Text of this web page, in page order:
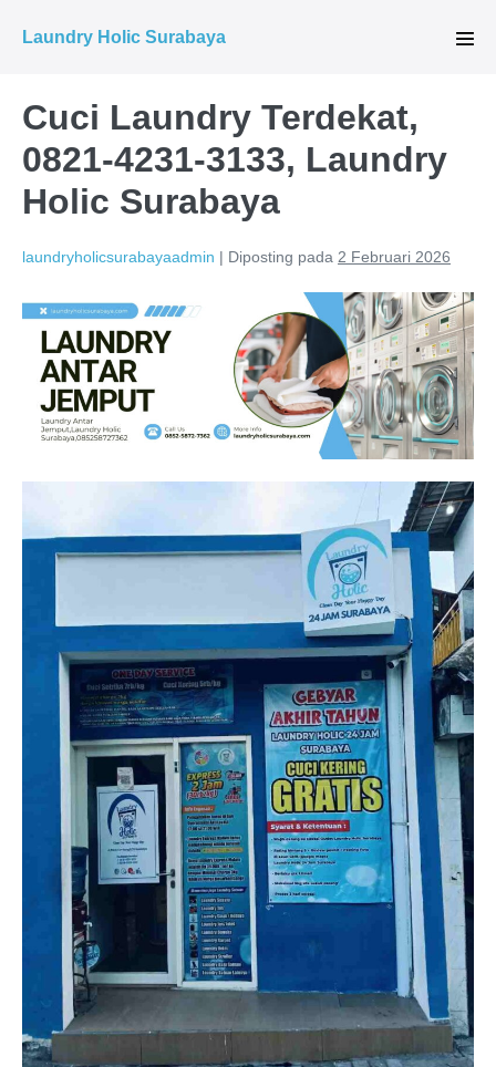
Laundry Holic Surabaya
Cuci Laundry Terdekat,
0821-4231-3133, Laundry
Holic Surabaya
laundryholicsurabayaadmin | Diposting pada 2 Februari 2026